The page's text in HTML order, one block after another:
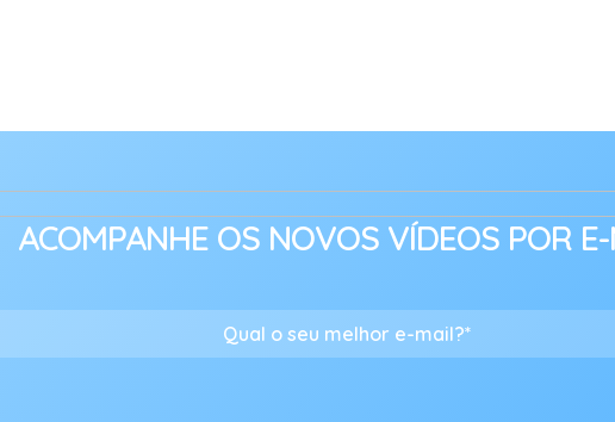
ACOMPANHE OS NOVOS VÍDEOS POR